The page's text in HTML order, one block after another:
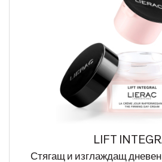
LIFT
Стягащ и изглаждащ